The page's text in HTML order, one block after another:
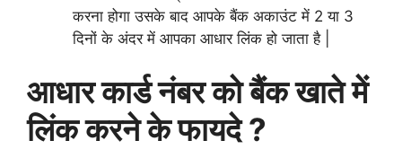
करना होगा उसके बाद आपके बैंक अकाउंट में 2 या 3
दिनों के अंदर में आपका आधार लिंक हो जाता है |
आधार कार्ड नंबर को बैंक खाते में
लिंक करने के फायदे ?